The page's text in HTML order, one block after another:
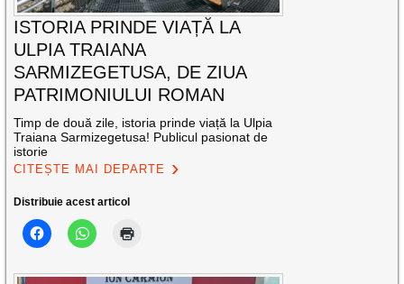
ISTORIA PRINDE VIAȚĂ LA
ULPIA TRAIANA
SARMIZEGETUSA, DE ZIUA
PATRIMONIULUI ROMAN
Timp de două zile, istoria prinde viață la Ulpia
Traiana Sarmizegetusa! Publicul pasionat de
istorie
CITEȘTE MAI DEPARTE
Distribuie acest articol